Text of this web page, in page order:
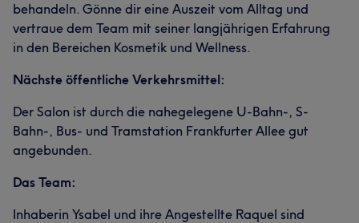
behandeln. Gönne dir eine Auszeit vom Alltag und
vertraue dem Team mit seiner langjährigen Erfahrung
in den Bereichen Kosmetik und Wellness.
Nächste öffentliche Verkehrsmittel:
Der Salon ist durch die nahegelegene U-Bahn-, S-
Bahn-, Bus- und Tramstation Frankfurter Allee gut
angebunden.
Das Team:
Inhaberin Ysabel und ihre Angestellte Raquel sind